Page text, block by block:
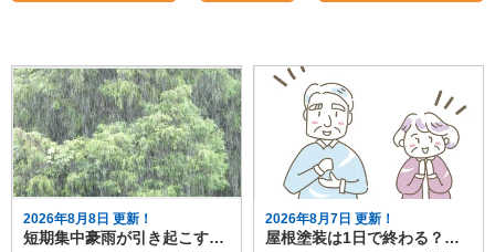
2026年8月8日 更新！
短期集中豪雨が引き起こす雨漏りリスクと劣化症状
2026年8月7日 更新！
屋根塗装は1日で終わる？工事期間と注意点